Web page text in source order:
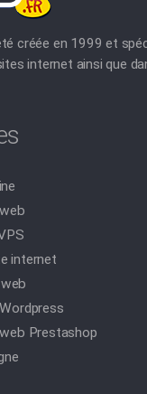
créée en 1999 et
internet ainsi que
internet
Prestashop